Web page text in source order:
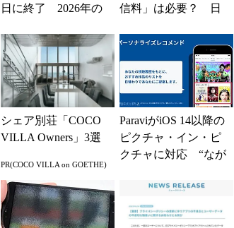
日に終了 2026年の
けて
信料」は必要？ 日
にしたこと
シェア別荘「COCO
VILLA Owners」3選
PR(COCO VILLA on GOETHE)
ParaviがiOS 14以降の
ピクチャ・イン・ピ
クチャに対応 “なが